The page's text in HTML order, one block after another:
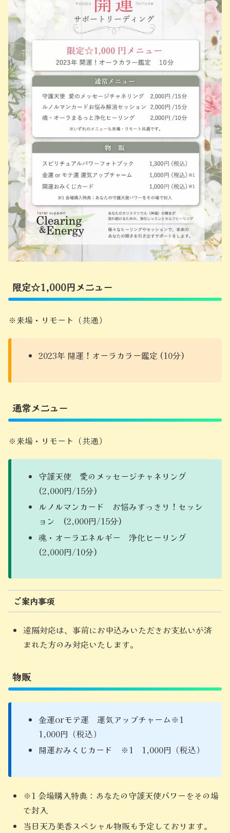
限定☆1,000円メニュー
※来場・リモート（共通）
2023年 開運！オーラカラー鑑定 (10分)
通常メニュー
※来場・リモート（共通）
守護天使 愛のメッセージチャネリング
(2,000円/15分)
ルノルマンカード お悩みすっきり！セッシ
ョン (2,000円/15分)
魂・オーラエネルギー 浄化ヒーリング
(2,000円/10分)
ご案内事項
遠隔対応は、事前にお申込みいただきお支払いが済
まれた方のみ対応いたします。
物販
金運orモテ運 運気アップチャーム※1
1,000円（税込）
開運おみくじカード ※1 1,000円（税込）
※1 会場購入特典：あなたの守護天使パワーをその場
で封入
当日天乃美香スペシャル物販も予定しております。